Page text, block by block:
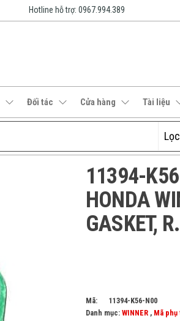
Hotline hỗ trợ: 0967.994.389
Đối tác Cửa hàng Tài liệu
11394-
HONDA
GASKET,
Mã:
11394-K56-N00
Danh mục: WINNER, Mã